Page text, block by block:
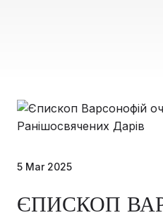
5 Mar 2025
ЄПИСКОП